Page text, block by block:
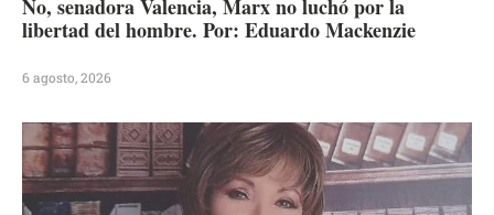
No, senadora Valencia, Marx no luchó por la
libertad del hombre. Por: Eduardo Mackenzie
6 agosto, 2026